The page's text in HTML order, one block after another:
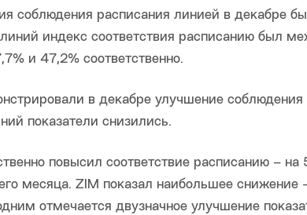
соблюдения расписания линией в декабре
индекс соответствия расписанию был
и 47,2% соответственно.
в декабре улучшение соблюдения
показатели снизились.
повысил соответствие расписанию – на
месяца. ZIM показал наибольшее снижение
отмечается двузначное улучшение